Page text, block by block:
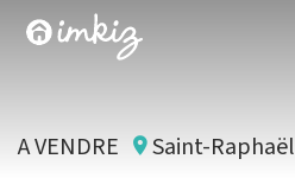
A VENDRE Saint-Raphaël